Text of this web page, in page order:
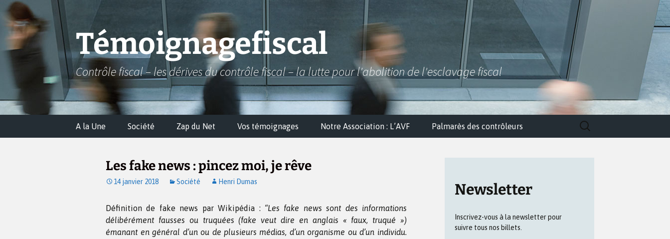
Aller
au
contenu
Témoignagefiscal
Contrôle fiscal – les dérives du contrôle fiscal – la lutte pour l'abolition de l'esclavage fiscal
A la Une Société Zap du Net Vos témoignages Notre Association : L’AVF Palmarès des contrôleurs
Rechercher :
Les fake news : pincez moi, je rêve
14 janvier 2018 Société Henri Dumas
Définition de fake news par Wikipédia : “Les fake news sont des informations
délibérément fausses ou truquées (fake veut dire en anglais « faux, truqué »)
émanant en général d’un ou de plusieurs médias, d’un organisme ou d’un individu.
Newsletter
Inscrivez-vous à la newsletter pour
suivre tous nos billets.